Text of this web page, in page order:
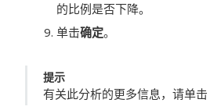
的比例是否下降。
单击确定。
提示
有关此分析的更多信息，请单击